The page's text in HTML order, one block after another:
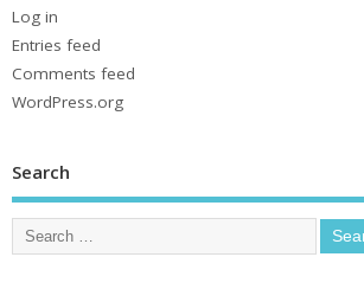
Log in
Entries feed
Comments feed
WordPress.org
Search